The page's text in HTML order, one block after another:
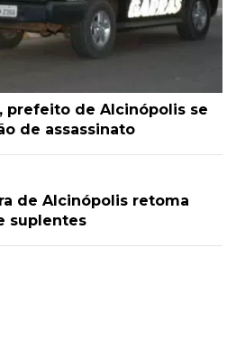
prefeito de Alcinópolis se
de assassinato
de Alcinópolis retoma
suplentes